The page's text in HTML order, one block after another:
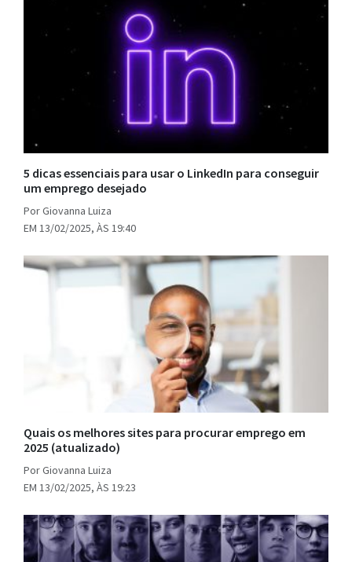
5 dicas essenciais para usar o LinkedIn para conseguir
um emprego desejado
Por Giovanna Luiza
EM 13/02/2025, ÀS 19:40
Quais os melhores sites para procurar emprego em
2025 (atualizado)
Por Giovanna Luiza
EM 13/02/2025, ÀS 19:23